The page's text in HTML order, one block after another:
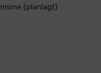
(planlagt)